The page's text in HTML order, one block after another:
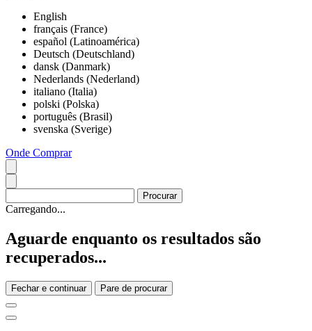
English
français (France)
español (Latinoamérica)
Deutsch (Deutschland)
dansk (Danmark)
Nederlands (Nederland)
italiano (Italia)
polski (Polska)
português (Brasil)
svenska (Sverige)
Onde Comprar
Carregando...
Aguarde enquanto os resultados são
recuperados...
Fechar e continuar Pare de procurar